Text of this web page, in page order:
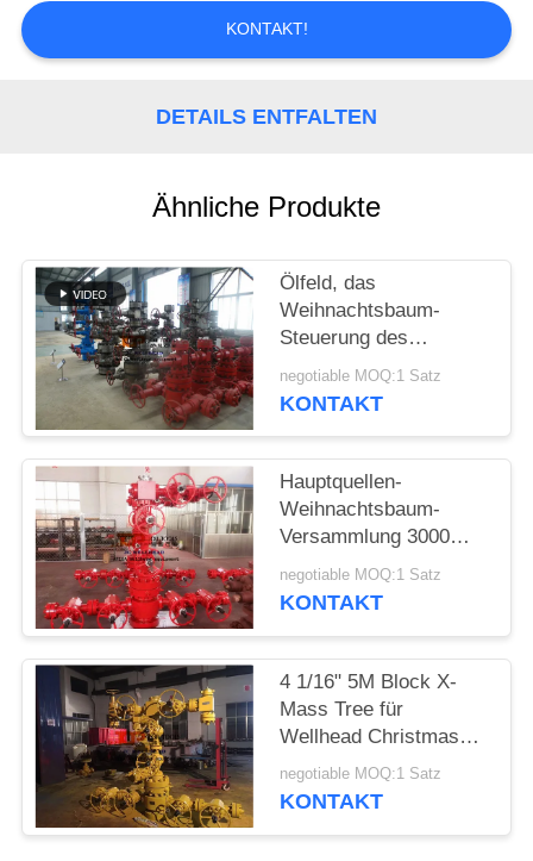
NACHRICHTEN
POLICY
KONTAKT!
DETAILS ENTFALTEN
Ähnliche Produkte
Ölfeld, das
Weihnachtsbaum-
Steuerung des
Datenflusses der
Hauptquellen-5000psi
negotiable MOQ:1 Satz
KONTAKT
Hauptquellen-
Weihnachtsbaum-
Versammlung 3000
P/in für Bohrbrunnen-
Fertigstellung
negotiable MOQ:1 Satz
KONTAKT
4 1/16" 5M Block X-
Mass Tree für
Wellhead Christmas
Tree API 6A
negotiable MOQ:1 Satz
KONTAKT